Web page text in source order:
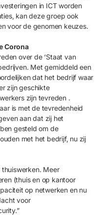
in ICT worden
kan deze groep ook
voor de genomen keuzes.
Corona
over de ‘Staat van
Met gemiddeld een
dat het bedrijf waar
zijn geschikte
zijn tevreden .
is met de tevredenheid
aan dat zij het
gesteld om de
met het bedrijf, nu zij
thuiswerken. Meer
(thuis en op kantoor
op netwerken en nu
voor